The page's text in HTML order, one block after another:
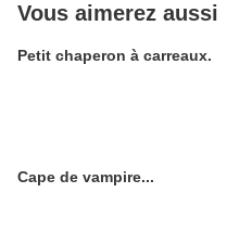
Vous aimerez aussi
Petit chaperon à carreaux.
Cape de vampire...